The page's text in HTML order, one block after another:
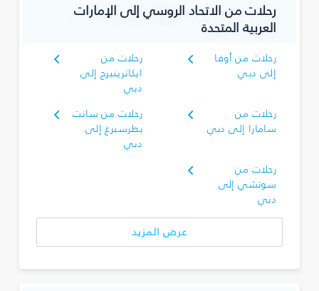
رحلات من الاتحاد الروسي إلى الإمارات
العربية المتحدة
رحلات من أوفا
إلى دبي
رحلات من
ايكاترينبرج إلى
دبي
رحلات من
سامارا إلى دبي
رحلات من سانت
بطرسبرغ إلى
دبي
رحلات من
سوتشي إلى
دبي
عرض المزيد